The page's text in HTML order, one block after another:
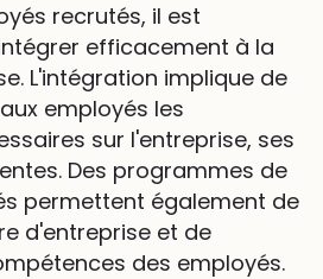
recrutés, il est
efficacement à la
L'intégration implique de
employés les
sur l'entreprise, ses
Des programmes de
permettent également de
d'entreprise et de
des employés.